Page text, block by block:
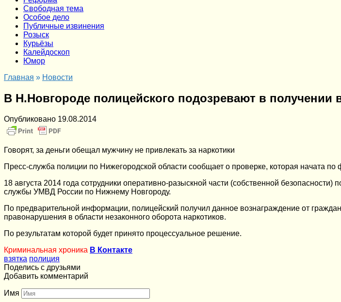
Cвободная тема
Особое дело
Публичные извинения
Розыск
Курьёзы
Калейдоскоп
Юмор
Главная » Новости
В Н.Новгороде полицейского подозревают в получении
Опубликовано 19.08.2014
Говорят, за деньги обещал мужчину не привлекать за наркотики
Пресс-служба полиции по Нижегородской области сообщает о проверке, которая начата по
18 августа 2014 года сотрудники оперативно-разыскной части (собственной
службы УМВД России по Нижнему Новгороду.
По предварительной информации, полицейский получил данное вознаграждение от
правонарушения в области незаконного оборота наркотиков.
По результатам которой будет принято процессуальное решение.
Криминальная хроника В Контакте
взятка полиция
Поделись с друзьями
Добавить комментарий
Имя